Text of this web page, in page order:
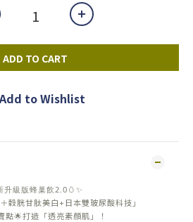
ADD TO CART
Add to Wishlist
升級版蜂巢飲2.0🥚✨
穀胱甘肽美白+日本雙玻尿酸科技」
點🌟打造「透亮素顏肌」！